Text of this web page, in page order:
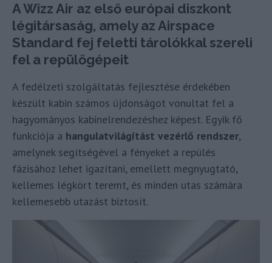
A Wizz Air az első európai diszkont
légitársaság, amely az Airspace
Standard fej feletti tárolókkal szereli
fel a repülőgépeit
A fedélzeti szolgáltatás fejlesztése érdekében
készült kabin számos újdonságot vonultat fel a
hagyományos kabinelrendezéshez képest. Egyik fő
funkciója a hangulatvilágítást vezérlő rendszer,
amelynek segítségével a fényeket a repülés
fázisához lehet igazítani, emellett megnyugtató,
kellemes légkört teremt, és minden utas számára
kellemesebb utazást biztosít.